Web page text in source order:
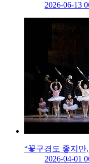
2026-06-13
“꽃구경도 좋지만
2026-04-01